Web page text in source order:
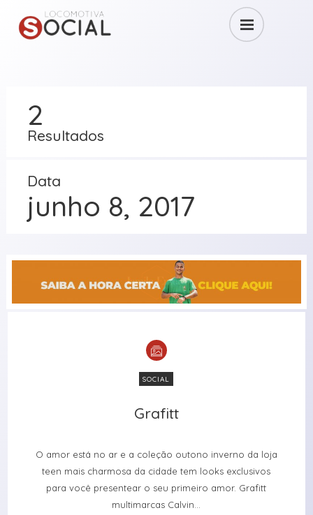
2
Resultados
Data
junho 8, 2017
SOCIAL
Grafitt
Grafitt
O amor está no ar e a coleção outono inverno da loja
teen mais charmosa da cidade tem looks exclusivos
para você presentear o seu primeiro amor. Grafitt
multimarcas Calvin...